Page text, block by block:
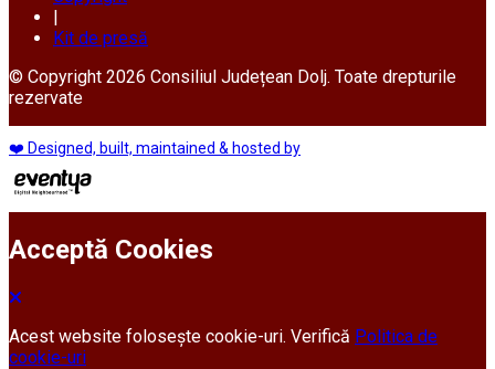
|
Kit de presă
© Copyright 2026 Consiliul Județean Dolj. Toate drepturile
rezervate
❤️ Designed, built, maintained & hosted by
Acceptă Cookies
Acest website folosește cookie-uri. Verifică Politica de
cookie-uri